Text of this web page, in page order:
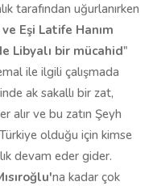
tarafından uğurlanırken
Eşi Latife Hanım
Libyalı bir mücahid"
ile ilgili çalışmada
ak sakallı bir zat,
alır ve bu zatın Şeyh
olduğu için kimse
devam eder gider.
na kadar çok